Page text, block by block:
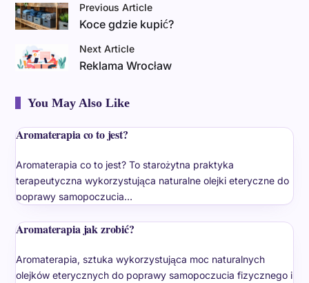
Previous Article
Koce gdzie kupić?
Next Article
Reklama Wrocław
You May Also Like
Aromaterapia co to jest?
Aromaterapia co to jest? To starożytna praktyka
terapeutyczna wykorzystująca naturalne olejki eteryczne do
poprawy samopoczucia…
Aromaterapia jak zrobić?
Aromaterapia, sztuka wykorzystująca moc naturalnych
olejków eterycznych do poprawy samopoczucia fizycznego i